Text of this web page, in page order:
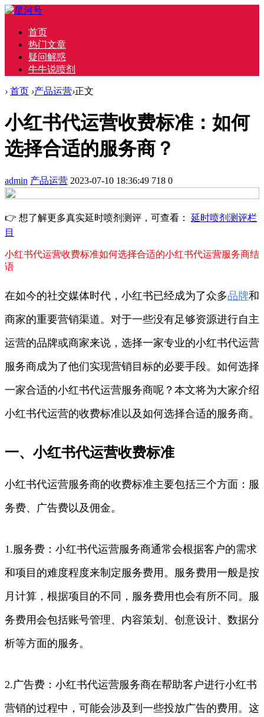
首页
热门文章
疑问解惑
牛牛说喷剂
› 首页 ›产品运营›正文
小红书代运营收费标准：如何
选择合适的服务商？
admin 产品运营 2023-07-10 18:36:49 718 0
👉 想了解更多真实延时喷剂测评，可查看： 延时喷剂测评栏
目
小红书代运营收费标准如何选择合适的小红书代运营服务商结
语
在如今的社交媒体时代，小红书已经成为了众多品牌和
商家的重要营销渠道。对于一些没有足够资源进行自主
运营的品牌或商家来说，选择一家专业的小红书代运营
服务商成为了他们实现营销目标的必要手段。如何选择
一家合适的小红书代运营服务商呢？本文将为大家介绍
小红书代运营的收费标准以及如何选择合适的服务商。
一、小红书代运营收费标准
小红书代运营服务商的收费标准主要包括三个方面：服
务费、广告费以及佣金。
1.服务费：小红书代运营服务商通常会根据客户的需求
和项目的难度程度来制定服务费用。服务费用一般是按
月计算，根据项目的不同，服务费用也会有所不同。服
务费用会包括账号管理、内容策划、创意设计、数据分
析等方面的服务。
2.广告费：小红书代运营服务商在帮助客户进行小红书
营销的过程中，可能会涉及到一些投放广告的费用。这